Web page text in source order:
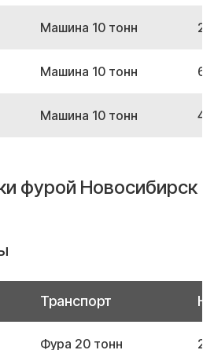
Машина 10 тонн
Машина 10 тонн
Машина 10 тонн
фурой Новосибирск
Транспорт
Фура 20 тонн